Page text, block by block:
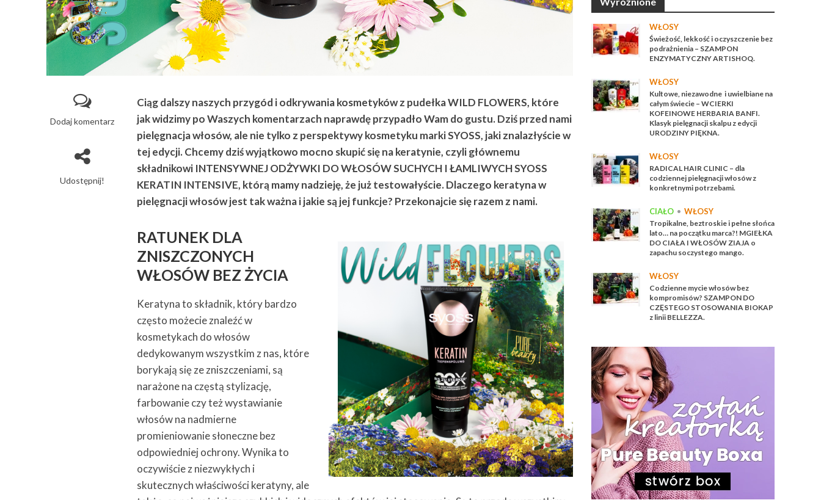
Dodaj komentarz
Udostępnij!
Ciąg dalszy naszych przygód i odkrywania kosmetyków z pudełka WILD FLOWERS, które
jak widzimy po Waszych komentarzach naprawdę przypadło Wam do gustu. Dziś przed nami
pielęgnacja włosów, ale nie tylko z perspektywy kosmetyku marki SYOSS, jaki znalazłyście w
tej edycji. Chcemy dziś wyjątkowo mocno skupić się na keratynie, czyli głównemu
składnikowi INTENSYWNEJ ODŻYWKI DO WŁOSÓW SUCHYCH I ŁAMLIWYCH SYOSS
KERATIN INTENSIVE, którą mamy nadzieję, że już testowałyście. Dlaczego keratyna w
pielęgnacji włosów jest tak ważna i jakie są jej funkcje? Przekonajcie się razem z nami.
RATUNEK DLA
ZNISZCZONYCH
WŁOSÓW BEZ ŻYCIA
Keratyna to składnik, który bardzo
często możecie znaleźć w
kosmetykach do włosów
dedykowanym wszystkim z nas, które
borykają się ze zniszczeniami, są
narażone na częstą stylizację,
farbowanie czy też wystawianie
włosów na nadmierne
promieniowanie słoneczne bez
odpowiedniej ochrony. Wynika to
oczywiście z niezwykłych i
skutecznych właściwości keratyny, ale
WŁOSY
Świeżość, lekkość i oczyszczenie bez
podrażnienia – SZAMPON
ENZYMATYCZNY ARTISHOQ.
WŁOSY
Kultowe, niezawodne i uwielbiane na
całym świecie – WCIERKI
KOFEINOWE HERBARIA BANFI.
Klasyk pielęgnacji skalpu z edycji
URODZINY PIĘKNA.
WŁOSY
RADICAL HAIR CLINIC – dla
codziennej pielęgnacji włosów z
konkretnymi potrzebami.
CIAŁO • WŁOSY
Tropikalne, beztroskie i pełne słońca
lato… na początku marca?! MGIEŁKA
DO CIAŁA I WŁOSÓW ZIAJA o
zapachu soczystego mango.
WŁOSY
Codzienne mycie włosów bez
kompromisów? SZAMPON DO
CZĘSTEGO STOSOWANIA BIOKAP
z linii BELLEZZA.